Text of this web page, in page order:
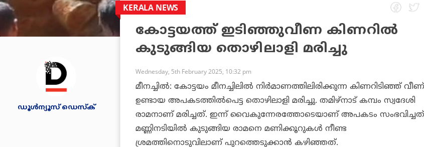
ഡൂള്‍ന്യൂസ് ഡെസ്‌ക്
KERALA NEWS
കോട്ടയത്ത് ഇടിഞ്ഞുവീണ കിണറില്‍
കുടുങ്ങിയ തൊഴിലാളി മരിച്ചു
Wednesday, 5th February 2025, 10:32 pm
മീനച്ചില്‍: കോട്ടയം മീനച്ചിലില്‍ നിര്‍മാണത്തിലിരിക്കുന്ന കിണറിടിഞ്ഞ് വീണ്
ഉണ്ടായ അപകടത്തില്‍പെട്ട തൊഴിലാളി മരിച്ചു. തമിഴ്നാട് കമ്പം സ്വദേശി
രാമനാണ് മരിച്ചത്. ഇന്ന് വൈകുന്നേരത്തോടെയാണ് അപകടം
മണ്ണിനടിയില്‍ കുടുങ്ങിയ രാമനെ മണിക്കൂറുകള്‍ നീണ്ട
ശ്രമത്തിനൊടുവിലാണ് പുറത്തെടുക്കാന്‍ കഴിഞ്ഞത്.